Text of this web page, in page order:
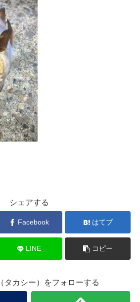
シェアする
Facebook はてブ
LINE コピー
タカシー）をフォローする